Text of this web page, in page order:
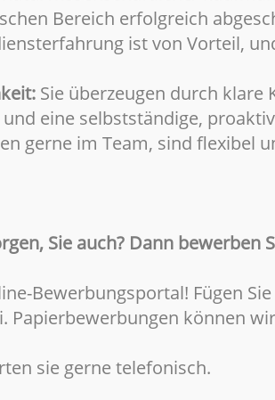
Bereich erfolgreich
ist von Vorteil,
Sie überzeugen durch
eine selbstständige,
gerne im Team, sind flexibel
Sie auch? Dann bewerben
Bewerbungsportal! Fügen
Papierbewerbungen können
sie gerne telefonisch.